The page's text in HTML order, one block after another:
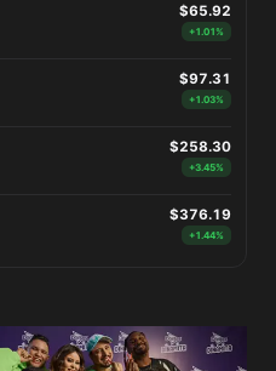
$65.92
+1.01%
$97.31
+1.03%
$258.30
+3.45%
$376.19
+1.44%